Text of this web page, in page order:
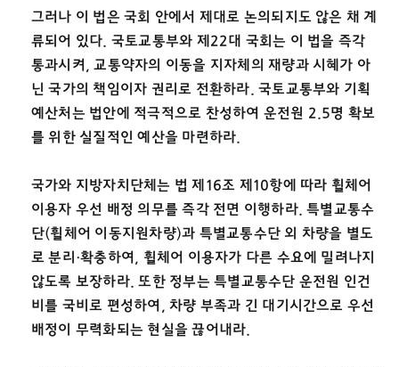
그러나 이 법은 국회 안에서 제대로 논의되지도 않은 채 계
류되어 있다. 국토교통부와 제22대 국회는 이 법을 즉각
통과시켜, 교통약자의 이동을 지자체의 재량과 시혜가 아
닌 국가의 책임이자 권리로 전환하라. 국토교통부와 기획
예산처는 법안에 적극적으로 찬성하여 운전원 2.5명 확보
를 위한 실질적인 예산을 마련하라.
국가와 지방자치단체는 법 제16조 제10항에 따라 휠체어
이용자 우선 배정 의무를 즉각 전면 이행하라. 특별교통수
단(휠체어 이동지원차량)과 특별교통수단 외 차량을 별도
로 분리·확충하여, 휠체어 이용자가 다른 수요에 밀려나지
않도록 보장하라. 또한 정부는 특별교통수단 운전원 인건
비를 국비로 편성하여, 차량 부족과 긴 대기시간으로 우선
배정이 무력화되는 현실을 끊어내라.